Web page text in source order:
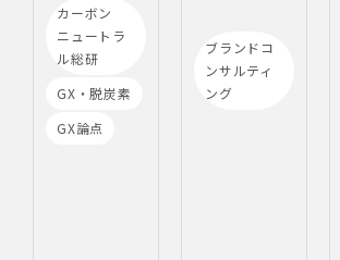
カーボン
ニュートラ
ル総研
GX・脱炭素
GX論点
ブランドコ
ンサルティ
ング